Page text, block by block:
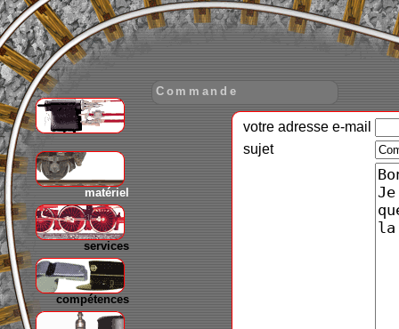
matériel
services
compétences
Commande
votre adresse e-mail
sujet